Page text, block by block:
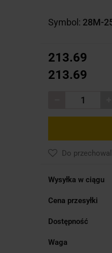
Symbol: 28M-
213.69
213.69
Do
Wysyłka w ciągu
Cena przesyłki
Dostępność
Waga